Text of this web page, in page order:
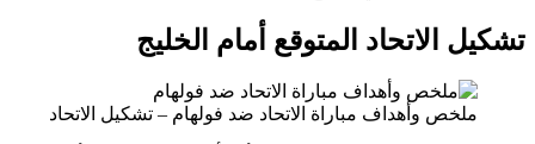
الاتحاد المتوقع أمام الخليج
وأهداف مباراة الاتحاد ضد فولهام – تشكيل الاتحاد